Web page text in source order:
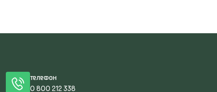
Телефон
0 800 212 338